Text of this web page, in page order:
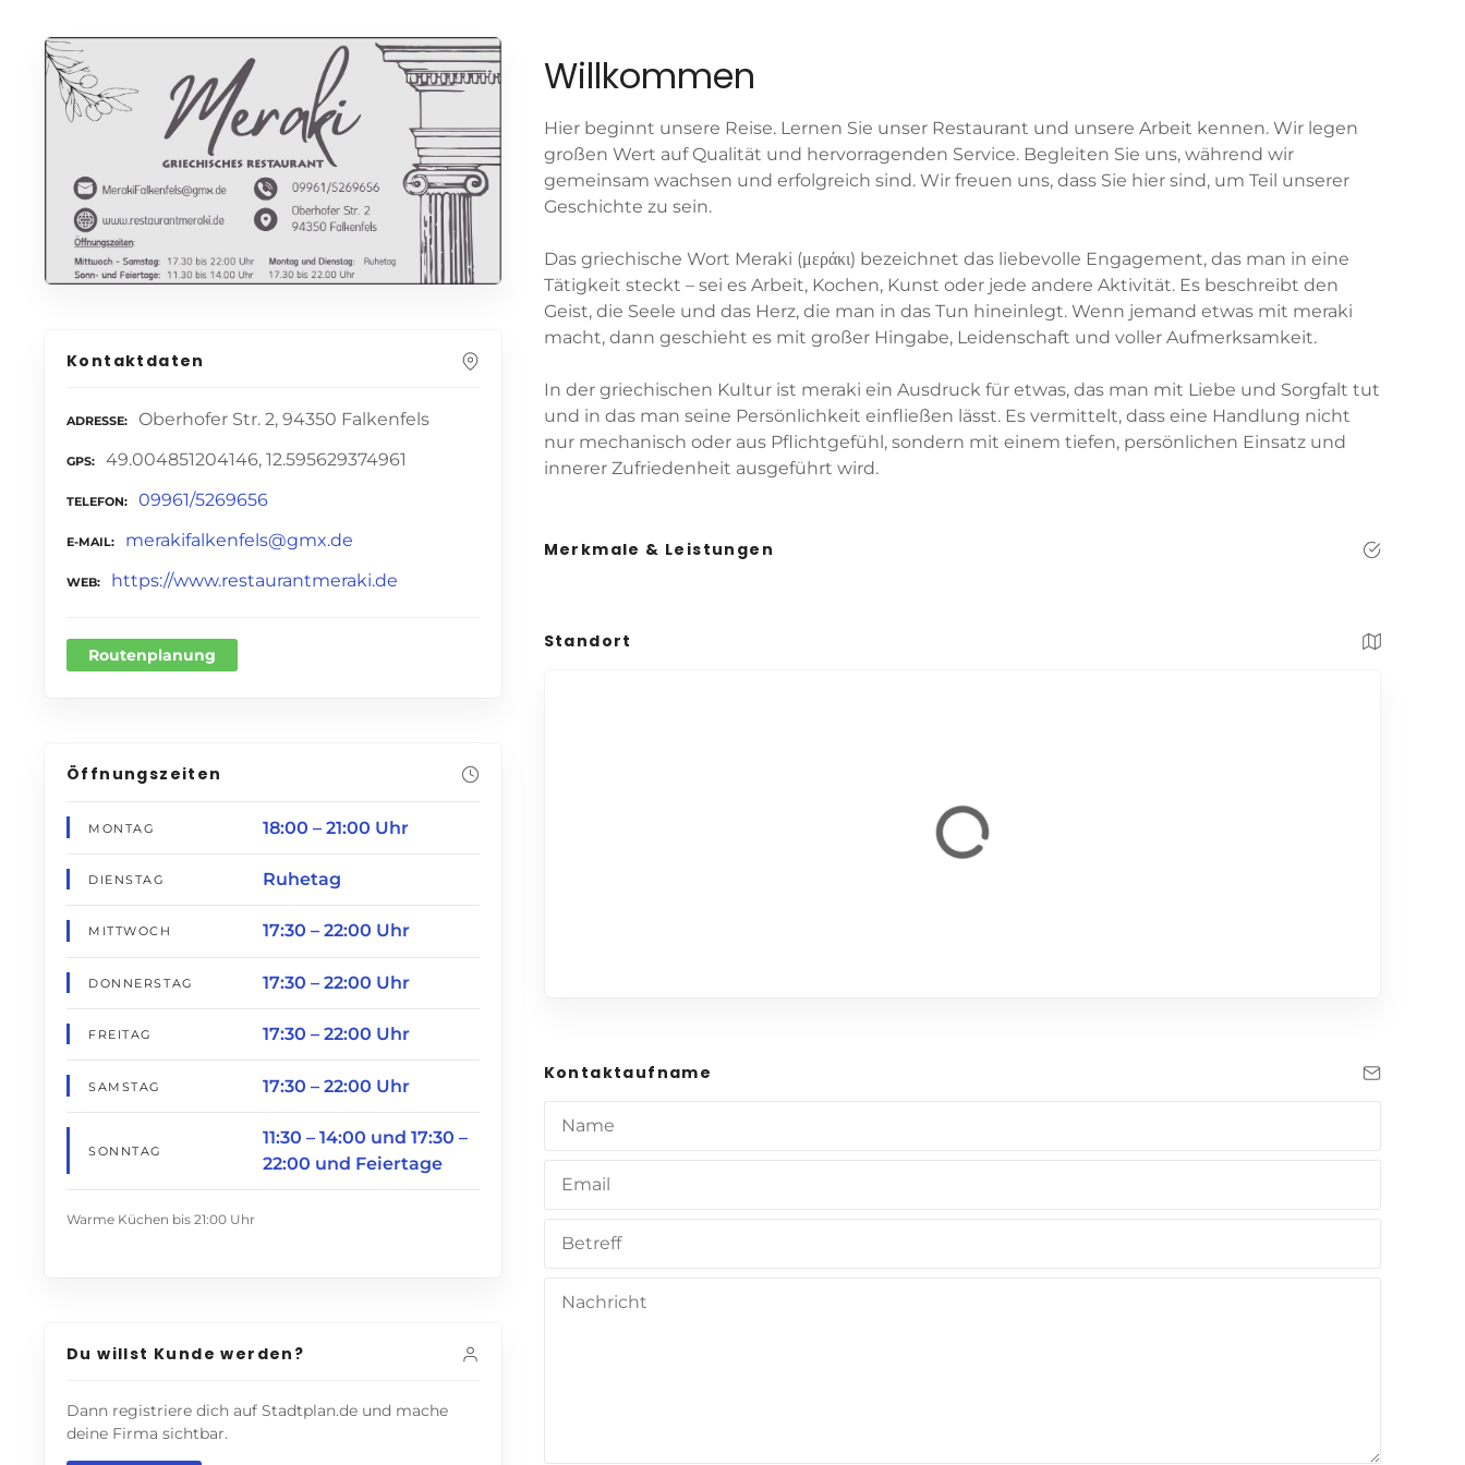
Kontaktdaten
ADRESSE Oberhofer Str. 2, 94350 Falkenfels
GPS 49.004851204146, 12.595629374961
TELEFON 09961/5269656
E-MAIL merakifalkenfels@gmx.de
WEB https://www.restaurantmeraki.de
Routenplanung
Öffnungszeiten
MONTAG 18:00 – 21:00 Uhr
DIENSTAG Ruhetag
MITTWOCH 17:30 – 22:00 Uhr
DONNERSTAG 17:30 – 22:00 Uhr
FREITAG 17:30 – 22:00 Uhr
SAMSTAG 17:30 – 22:00 Uhr
SONNTAG
11:30 – 14:00 und 17:30 –
22:00 und Feiertage
Warme Küchen bis 21:00 Uhr
Du willst Kunde werden?
Dann registriere dich auf Stadtplan.de und mache
deine Firma sichtbar.
Willkommen
Hier beginnt unsere Reise. Lernen Sie unser Restaurant und unsere Arbeit kennen. Wir legen
großen Wert auf Qualität und hervorragenden Service. Begleiten Sie uns, während wir
gemeinsam wachsen und erfolgreich sind. Wir freuen uns, dass Sie hier sind, um Teil unserer
Geschichte zu sein.
Das griechische Wort Meraki (μεράκι) bezeichnet das liebevolle Engagement, das man in eine
Tätigkeit steckt – sei es Arbeit, Kochen, Kunst oder jede andere Aktivität. Es beschreibt den
Geist, die Seele und das Herz, die man in das Tun hineinlegt. Wenn jemand etwas mit meraki
macht, dann geschieht es mit großer Hingabe, Leidenschaft und voller Aufmerksamkeit.
In der griechischen Kultur ist meraki ein Ausdruck für etwas, das man mit Liebe und Sorgfalt tut
und in das man seine Persönlichkeit einfließen lässt. Es vermittelt, dass eine Handlung nicht
nur mechanisch oder aus Pflichtgefühl, sondern mit einem tiefen, persönlichen Einsatz und
innerer Zufriedenheit ausgeführt wird.
Merkmale & Leistungen
Standort
Kontaktaufname